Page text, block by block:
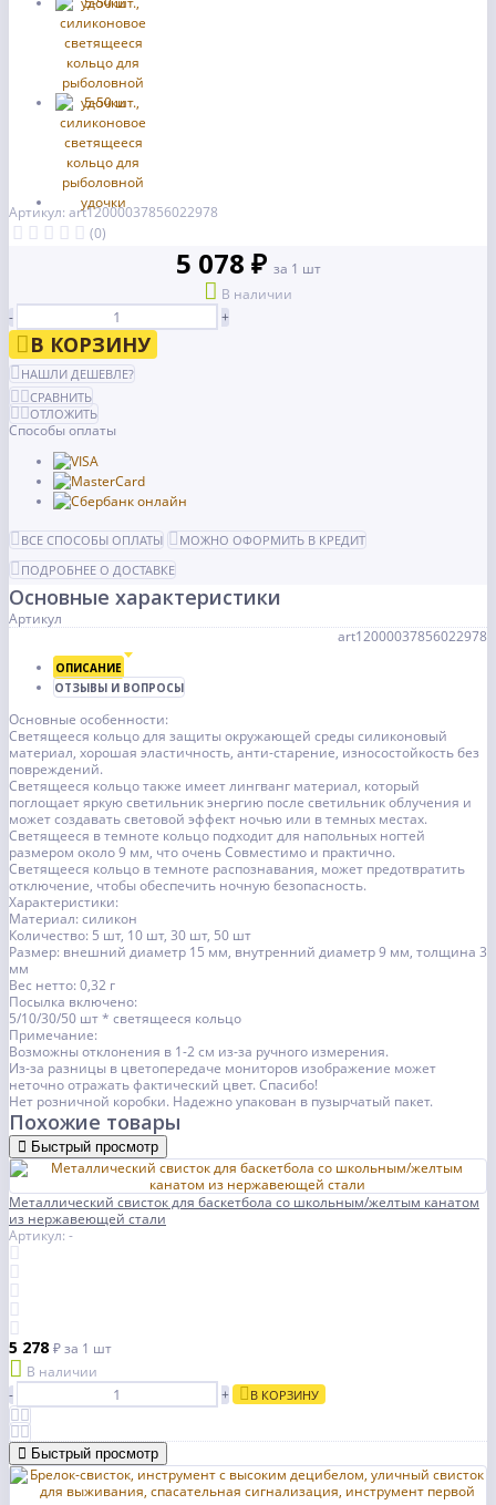
Артикул: art12000037856022978
(0)
5 078 ₽ за 1 шт
В наличии
-
+
В КОРЗИНУ
НАШЛИ ДЕШЕВЛЕ?
СРАВНИТЬ
ОТЛОЖИТЬ
Способы оплаты
ВСЕ СПОСОБЫ ОПЛАТЫ
МОЖНО ОФОРМИТЬ В КРЕДИТ
ПОДРОБНЕЕ О ДОСТАВКЕ
Основные характеристики
Артикул
art12000037856022978
ОПИСАНИЕ
ОТЗЫВЫ И ВОПРОСЫ
Основные особенности:
Светящееся кольцо для защиты окружающей среды силиконовый
материал, хорошая эластичность, анти-старение, износостойкость без
повреждений.
Светящееся кольцо также имеет лингванг материал, который
поглощает яркую светильник энергию после светильник облучения и
может создавать световой эффект ночью или в темных местах.
Светящееся в темноте кольцо подходит для напольных ногтей
размером около 9 мм, что очень Совместимо и практично.
Светящееся кольцо в темноте распознавания, может предотвратить
отключение, чтобы обеспечить ночную безопасность.
Характеристики:
Материал: силикон
Количество: 5 шт, 10 шт, 30 шт, 50 шт
Размер: внешний диаметр 15 мм, внутренний диаметр 9 мм, толщина 3
мм
Вес нетто: 0,32 г
Посылка включено:
5/10/30/50 шт * светящееся кольцо
Примечание:
Возможны отклонения в 1-2 см из-за ручного измерения.
Из-за разницы в цветопередаче мониторов изображение может
неточно отражать фактический цвет. Спасибо!
Нет розничной коробки. Надежно упакован в пузырчатый пакет.
Похожие товары
Быстрый просмотр
Металлический свисток для баскетбола со школьным/желтым канатом
из нержавеющей стали
Артикул: -
5 278 ₽за 1 шт
В наличии
-
+ В КОРЗИНУ
Быстрый просмотр